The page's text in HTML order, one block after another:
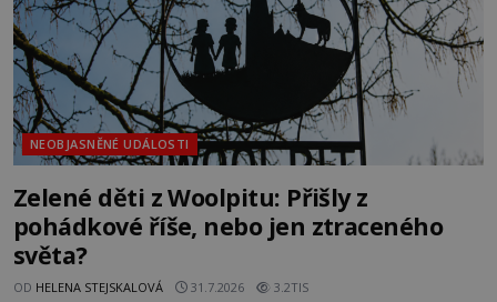
NEOBJASNĚNÉ UDÁLOSTI
Zelené děti z Woolpitu: Přišly z
pohádkové říše, nebo jen ztraceného
světa?
OD HELENA STEJSKALOVÁ 31.7.2026 3.2TIS